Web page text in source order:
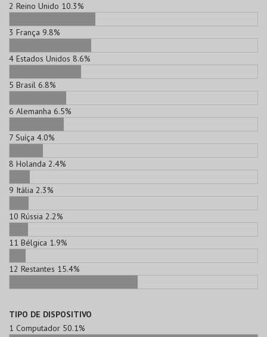
2 Reino Unido 10.3%
3 França 9.8%
4 Estados Unidos 8.6%
5 Brasil 6.8%
6 Alemanha 6.5%
7 Suíça 4.0%
8 Holanda 2.4%
9 Itália 2.3%
10 Rússia 2.2%
11 Bélgica 1.9%
12 Restantes 15.4%
TIPO DE DISPOSITIVO
1 Computador 50.1%